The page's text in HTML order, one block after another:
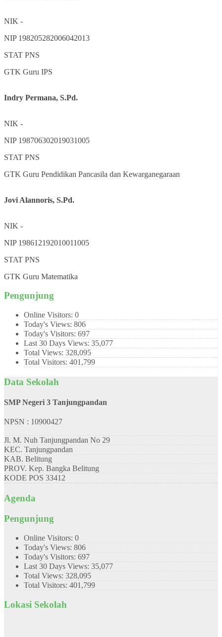
NIK -
NIP 198205282006042013
STAT PNS
GTK Guru IPS
Indry Permana, S.Pd.
NIK -
NIP 198706302019031005
STAT PNS
GTK Guru Pendidikan Pancasila dan Kewarganegaraan
Jovi Alannoris, S.Pd.
NIK -
NIP 198612192010011005
STAT PNS
GTK Guru Matematika
Pengunjung
Online Visitors: 0
Today's Views: 806
Today's Visitors: 697
Last 30 Days Views: 35,077
Total Views: 328,095
Total Visitors: 401,799
Data Sekolah
SMP Negeri 3 Tanjungpandan
NPSN : 10900427
Jl. M. Nuh Tanjungpandan No 29
KEC. Tanjungpandan
KAB. Belitung
PROV. Kep. Bangka Belitung
KODE POS 33412
Agenda
Pengunjung
Online Visitors: 0
Today's Views: 806
Today's Visitors: 697
Last 30 Days Views: 35,077
Total Views: 328,095
Total Visitors: 401,799
Lokasi Sekolah